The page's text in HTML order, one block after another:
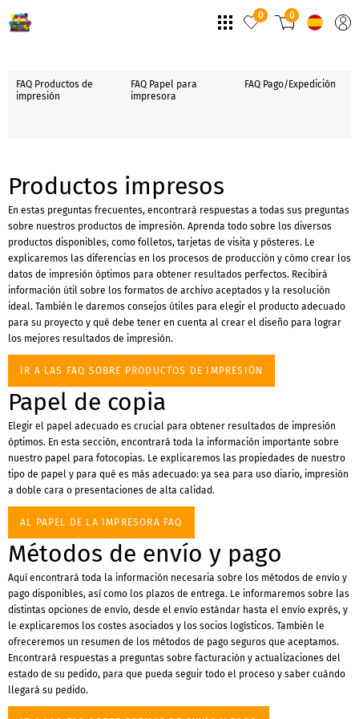
0 0
FAQ Productos de
impresión
FAQ Papel para
impresora
FAQ Pago/Expedición
Productos impresos
En estas preguntas frecuentes, encontrará respuestas a todas sus preguntas
sobre nuestros productos de impresión. Aprenda todo sobre los diversos
productos disponibles, como folletos, tarjetas de visita y pósteres. Le
explicaremos las diferencias en los procesos de producción y cómo crear los
datos de impresión óptimos para obtener resultados perfectos. Recibirá
información útil sobre los formatos de archivo aceptados y la resolución
ideal. También le daremos consejos útiles para elegir el producto adecuado
para su proyecto y qué debe tener en cuenta al crear el diseño para lograr
los mejores resultados de impresión.
IR A LAS FAQ SOBRE PRODUCTOS DE IMPRESIÓN
Papel de copia
Elegir el papel adecuado es crucial para obtener resultados de impresión
óptimos. En esta sección, encontrará toda la información importante sobre
nuestro papel para fotocopias. Le explicaremos las propiedades de nuestro
tipo de papel y para qué es más adecuado: ya sea para uso diario, impresión
a doble cara o presentaciones de alta calidad.
AL PAPEL DE LA IMPRESORA FAQ
Métodos de envío y pago
Aquí encontrará toda la información necesaria sobre los métodos de envío y
pago disponibles, así como los plazos de entrega. Le informaremos sobre las
distintas opciones de envío, desde el envío estándar hasta el envío exprés, y
le explicaremos los costes asociados y los socios logísticos. También le
ofreceremos un resumen de los métodos de pago seguros que aceptamos.
Encontrará respuestas a preguntas sobre facturación y actualizaciones del
estado de su pedido, para que pueda seguir todo el proceso y saber cuándo
llegará su pedido.